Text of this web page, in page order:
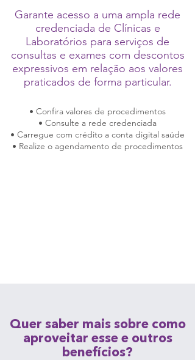
Garante acesso a uma ampla rede
credenciada de Clínicas e
Laboratórios para serviços de
consultas e exames com descontos
expressivos em relação aos valores
praticados de forma particular.
• Confira valores de procedimentos
• Consulte a rede credenciada
• Carregue com crédito a conta digital saúde
• Realize o agendamento de procedimentos
Quer saber mais sobre como
aproveitar esse e outros
benefícios?